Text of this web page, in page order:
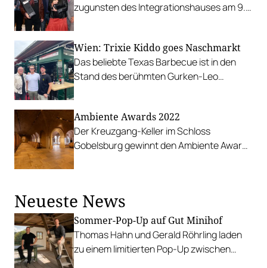
zugunsten des Integrationshauses am 9.
werden.
Wien: Trixie Kiddo goes Naschmarkt
Das beliebte Texas Barbecue ist in den
Stand des berühmten Gurken-Leo
Ambiente Awards 2022
Der Kreuzgang-Keller im Schloss
Gobelsburg gewinnt den Ambiente Award
Neueste News
Sommer-Pop-Up auf Gut Minihof
Thomas Hahn und Gerald Röhrling laden
zu einem limitierten Pop-Up zwischen